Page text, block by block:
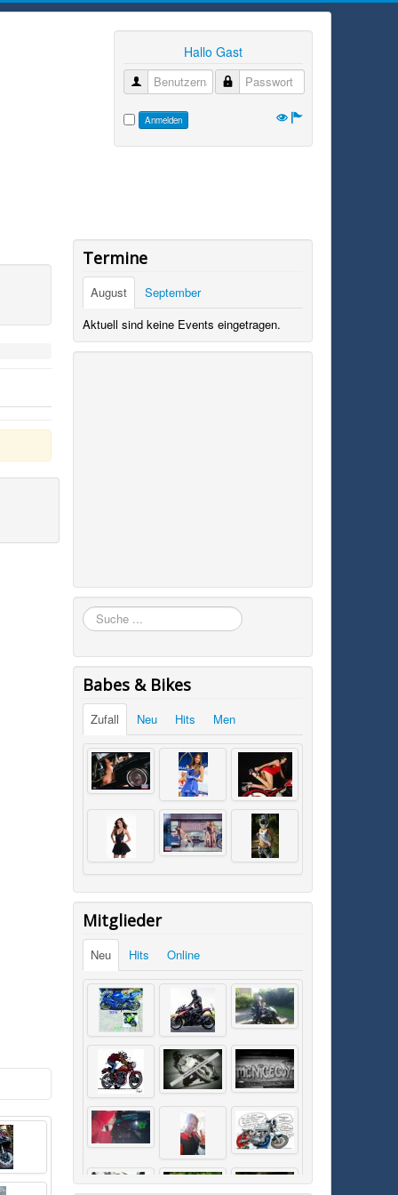
Hallo Gast
Benutzername
Passwort
Anmelden
Termine
August
September
Aktuell sind keine Events eingetragen.
Suchen
Babes & Bikes
Zufall Neu Hits Men
Mitglieder
Neu Hits Online